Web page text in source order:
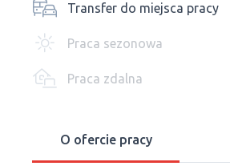
Transfer do miejsca pracy
Praca sezonowa
Praca zdalna
O ofercie pracy